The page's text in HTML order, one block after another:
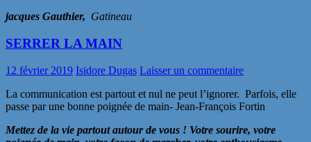
jacques Gauthier, Gatineau
SERRER LA MAIN
12 février 2019 Isidore Dugas Laisser un commentaire
La communication est partout et nul ne peut l’ignorer. Parfois, elle
passe par une bonne poignée de main- Jean-François Fortin
Mettez de la vie partout autour de vous ! Votre sourire, votre